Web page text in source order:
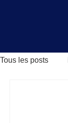
Tous les posts